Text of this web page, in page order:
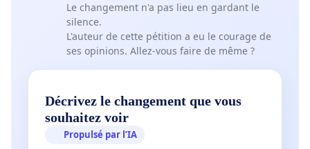
Le changement n'a pas lieu en gardant le
silence.
L'auteur de cette pétition a eu le courage de
ses opinions. Allez-vous faire de même ?
Décrivez le changement que vous
souhaitez voir
Propulsé par l’IA